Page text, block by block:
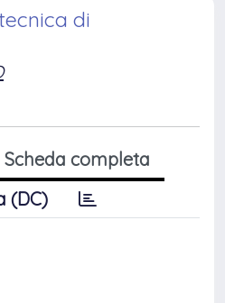
di
Scheda completa
(DC)